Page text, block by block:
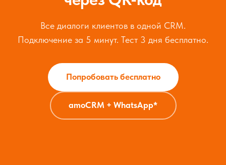
Все диалоги клиентов в одной CRM.
Подключение за 5 минут. Тест 3 дня бесплатно.
Попробовать бесплатно
amoCRM + WhatsApp*